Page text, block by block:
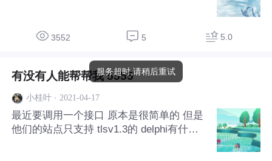
像头可以观看监控的画面。我试着另外两个
是可以看到的。由此可以证明我开发的软件
是没有问题，在查看时报出的错误代码是：
506，经看到说明文档错误信息是： NET_P
LAYM4_ALLOC_MEMORY_ERROR = 506;
{//Allocate memory failed.} 分配内存失败的
提示。谢谢
3552 5 5.0
有没有人能帮帮我 5555
小桂叶· 2021-04-17
最近要调用一个接口 原本是很简单的 但是
他们的站点只支持 tlsv1.3的 delphi有什么
服务超时,请稍后重试